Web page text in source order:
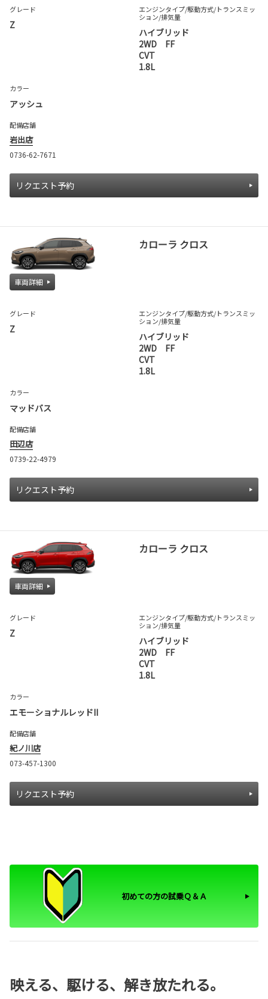
グレード
Z
エンジンタイプ/駆動方式/トランスミッ
ション/排気量
ハイブリッド
2WD FF
CVT
1.8L
カラー
アッシュ
配備店舗
岩出店
0736-62-7671
リクエスト予約
カローラ クロス
車両詳細
グレード
Z
エンジンタイプ/駆動方式/トランスミッ
ション/排気量
ハイブリッド
2WD FF
CVT
1.8L
カラー
マッドバス
配備店舗
田辺店
0739-22-4979
リクエスト予約
カローラ クロス
車両詳細
グレード
Z
エンジンタイプ/駆動方式/トランスミッ
ション/排気量
ハイブリッド
2WD FF
CVT
1.8L
カラー
エモーショナルレッドII
配備店舗
紀ノ川店
073-457-1300
リクエスト予約
初めての方の試乗Ｑ＆Ａ
映える、駆ける、解き放たれる。